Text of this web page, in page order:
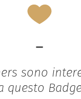
-
sono
questo